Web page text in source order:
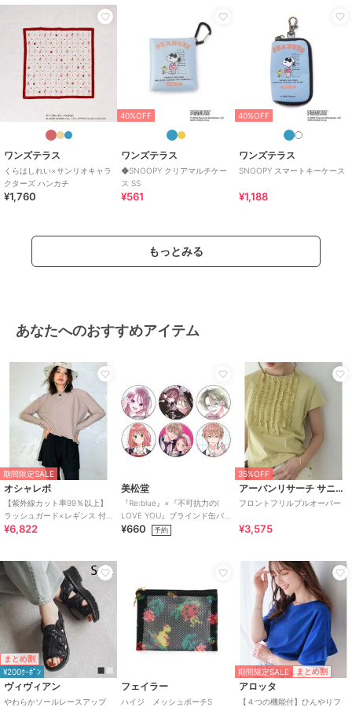
40%OFF
ワンズテラス
SNOOPY スマートキー
ケース
¥1,188
ワンズテラス
Dick Bruna miffy 刺繍ト
ート strawberry&tulip
1,914
ワンズテラス
【ワンズテラス限定】ハ
ローキティ 保冷保温バ
ワンズテラス ワンズテラス
◆Dick Bruna miffy
ワンズテラス
ワンズテラス
くらはしれい×サンリオキャラ
クターズ ハンカチ
¥1,760
40%OFF
ワンズテラス
◆SNOOPY クリアマルチケー
ス SS
¥561
40%OFF
ワンズテラス
SNOOPY スマートキーケース
¥1,188
もっとみる
あなたへのおすすめアイテム
期間限定SALE
オシャレボ
【紫外線カット率99％以上】
ラッシュガード×レギンス 付
き タンキニ
¥6,822
美松堂
『Re:blue』×『不可抗力のI
LOVE YOU』ブラインド缶バ
ッジ（全6種）
¥660 予約
35%OFF
アーバンリサーチ サニーレーベル
フロントフリルプルオーバー
¥3,575
まとめ割
¥200ｸｰﾎﾟﾝ
ヴィヴィアン
やわらかソールレースアップ
フェイラー
ハイジ メッシュポーチS
期間限定SALE まとめ割
アロッタ
【４つの機能付】ひんやりフ